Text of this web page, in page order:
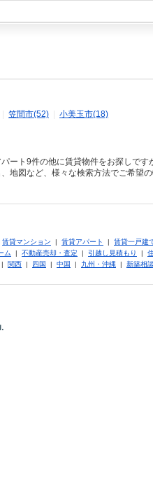
笠間市(52) 小美玉市(18)
ート9件の他に賃貸物件をお探しで
地図など、様々な検索方法でご希
賃貸マンション | 賃貸アパート | 賃貸一戸建
ム | 不動産売却・査定 | 引越し見積もり |
| 関西 | 四国 | 中国 | 九州・沖縄 | 新築相